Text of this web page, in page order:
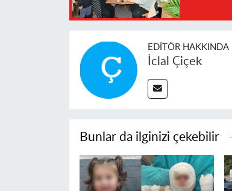
EDITÖR HAKKINDA
İclal Çiçek
Bunlar da ilginizi çekebilir